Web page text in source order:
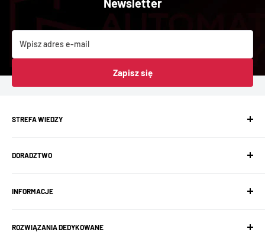
Newsletter
Wpisz adres e-mail
Zapisz się
STREFA WIEDZY
Baza wiedzy
Aktualności
Showroom
FAQ
DORADZTWO
Projektowanie instalacji
Prefabrykacja rozdzielnic
Wsparcie techniczne
INFORMACJE
Ogólne warunki sprzedaży
Regulamin szkoleń KNX
ROZWIĄZANIA DEDYKOWANE